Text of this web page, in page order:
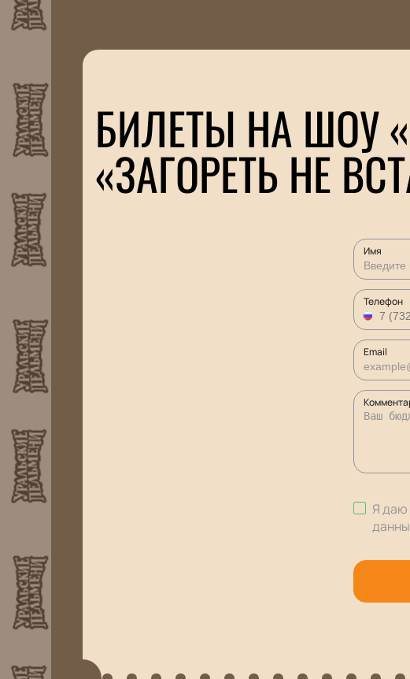
БИЛЕТЫ НА ШОУ
«ЗАГОРЕТЬ НЕ
Имя
Телефон
Email
Я даю